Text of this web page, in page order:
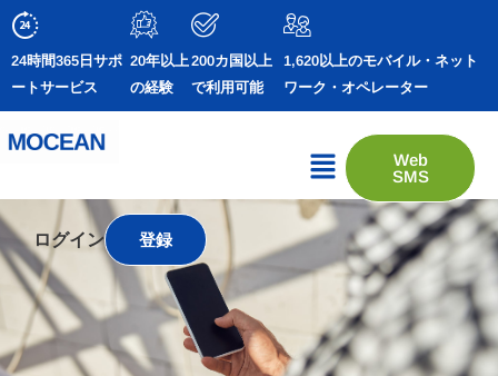
24時間365日サポ
ートサービス
20年以上
の経験
200カ国以上
で利用可能
1,620以上のモバイル・ネット
ワーク・オペレーター
Web
SMS
ログイン 登録